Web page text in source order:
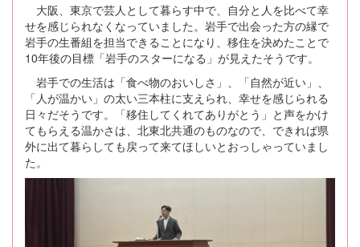
大阪、東京で芸人として暮らす中で、自分と人を比べて幸
せを感じられなくなっていました。岩手で出会った方の縁で
岩手の生番組を担当できることになり、移住を決めたことで
10年後の目標「岩手のスターになる」が見えたそうです。
岩手での生活は「食べ物のおいしさ」、「自然が近い」、
「人が温かい」の太い三本柱に支えられ、幸せを感じられる
日々だそうです。「移住してくれてありがとう」と声をかけ
てもらえる温かさは、北東北共通のものなので、できれば県
外に出て暮らしても戻って来てほしいとおっしゃっていまし
た。